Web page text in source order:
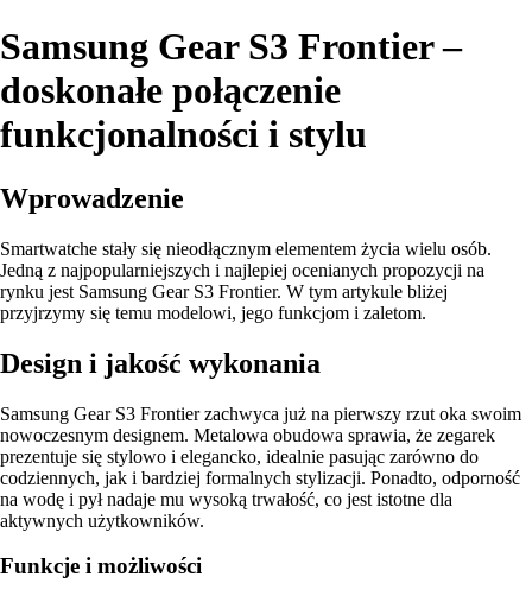
Samsung Gear S3 Frontier –
doskonałe połączenie
funkcjonalności i stylu
Wprowadzenie
Smartwatche stały się nieodłącznym elementem życia wielu osób.
Jedną z najpopularniejszych i najlepiej ocenianych propozycji na
rynku jest Samsung Gear S3 Frontier. W tym artykule bliżej
przyjrzymy się temu modelowi, jego funkcjom i zaletom.
Design i jakość wykonania
Samsung Gear S3 Frontier zachwyca już na pierwszy rzut oka swoim
nowoczesnym designem. Metalowa obudowa sprawia, że zegarek
prezentuje się stylowo i elegancko, idealnie pasując zarówno do
codziennych, jak i bardziej formalnych stylizacji. Ponadto, odporność
na wodę i pył nadaje mu wysoką trwałość, co jest istotne dla
aktywnych użytkowników.
Funkcje i możliwości